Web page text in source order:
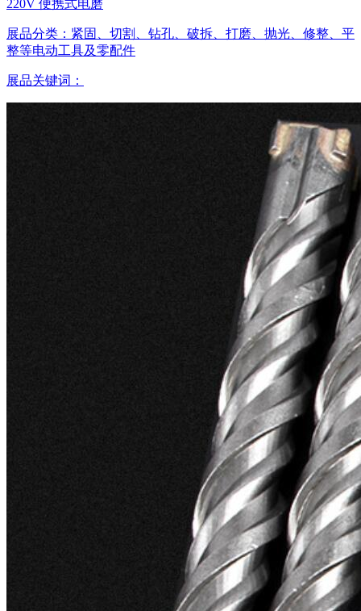
220V 便携式电磨
展品分类： 紧固、切割、钻孔、破拆、打磨、抛光、修整、平
整等电动工具及零配件
展品关键词：